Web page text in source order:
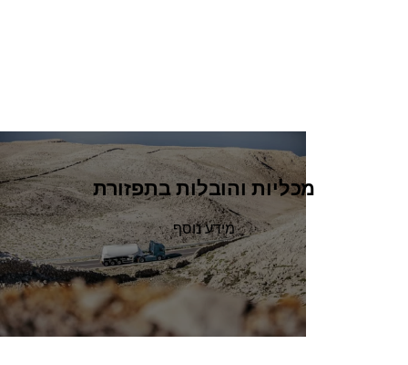
מכליות והובלות בתפזורת
מידע נוסף